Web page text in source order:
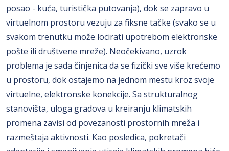
posao - kuća, turistička putovanja), dok se zapravo u
virtuelnom prostoru vezuju za fiksne tačke (svako se u
svakom trenutku može locirati upotrebom elektronske
pošte ili društvene mreže). Neočekivano, uzrok
problema je sada činjenica da se fizički sve više krećemo
u prostoru, dok ostajemo na jednom mestu kroz svoje
virtuelne, elektronske konekcije. Sa strukturalnog
stanovišta, uloga gradova u kreiranju klimatskih
promena zavisi od povezanosti prostornih mreža i
razmeštaja aktivnosti. Kao posledica, pokretači